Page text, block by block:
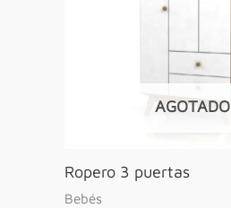
AGOTADO
Ropero 3 puertas
Bebés